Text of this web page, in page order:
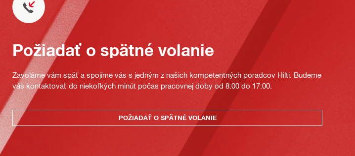
Požiadať o spätné volanie
Zavoláme vám späť a spojíme vás s jedným z našich kompetentných poradcov Hilti. Budeme
vás kontaktovať do niekoľkých minút počas pracovnej doby od 8:00 do 17:00.
POŽIADAŤ O SPÄTNÉ VOLANIE